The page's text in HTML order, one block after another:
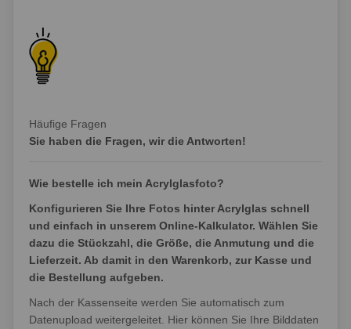
Häufige Fragen
Sie haben die Fragen, wir die Antworten!
Wie bestelle ich mein Acrylglasfoto?
Konfigurieren Sie Ihre Fotos hinter Acrylglas schnell
und einfach in unserem Online-Kalkulator. Wählen Sie
dazu die Stückzahl, die Größe, die Anmutung und die
Lieferzeit. Ab damit in den Warenkorb, zur Kasse und
die Bestellung aufgeben.
Nach der Kassenseite werden Sie automatisch zum
Datenupload weitergeleitet. Hier können Sie Ihre Bilddaten